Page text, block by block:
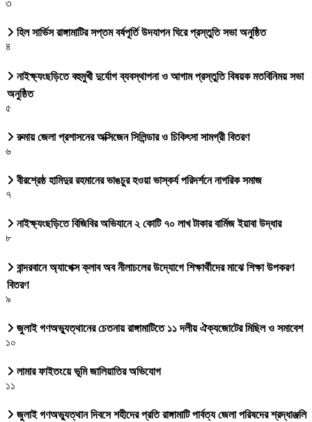
৩
হিল সার্ভিস রাঙ্গামাটির সপ্তম বর্ষপূর্তি উদযাপন ঘিরে প্রস্তুতি সভা অনুষ্ঠিত
৪
নাইক্ষ্যংছড়িতে বহুমুখী দুর্যোগ ব্যবস্থাপনা ও আগাম প্রস্তুতি বিষয়ক মতবিনিময় সভা
অনুষ্ঠিত
৫
রুমায় জেলা প্রশাসনের অক্সিজেন সিলিন্ডার ও চিকিৎসা সামগ্রী বিতরণ
৬
বীরশ্রেষ্ঠ হামিদুর রহমানের ভাঙচুর হওয়া ভাস্কর্য পরিদর্শনে নাগরিক সমাজ
৭
নাইক্ষ্যংছড়িতে বিজিবির অভিযানে ২ কোটি ৭০ লাখ টাকার বার্মিজ ইয়াবা উদ্ধার
৮
বান্দরবানে অ্যাপেক্স ক্লাব অব নীলাচলের উদ্যোগে শিক্ষার্থীদের মাঝে শিক্ষা উপকরণ
বিতরণ
৯
জুলাই গণঅভ্যুত্থানের চেতনায় রাঙ্গামাটিতে ১১ দলীয় ঐক্যজোটের মিছিল ও সমাবেশ
১০
লামার ফাইতংয়ে ভূমি জালিয়াতির অভিযোগ
১১
জুলাই গণঅভ্যুত্থান দিবসে শহীদের প্রতি রাঙ্গামাটি পার্বত্য জেলা পরিষদের শ্রদ্ধাঞ্জলি